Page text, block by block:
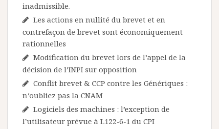
inadmissible.
Les actions en nullité du brevet et en
contrefaçon de brevet sont économiquement
rationnelles
Modification du brevet lors de l’appel de la
décision de l’INPI sur opposition
Conflit brevet & CCP contre les Génériques :
n‘oubliez pas la CNAM
Logiciels des machines : l’exception de
l’utilisateur prévue à L122-6-1 du CPI